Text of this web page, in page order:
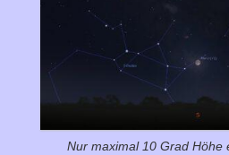
Nur maximal 10 Grad Höhe